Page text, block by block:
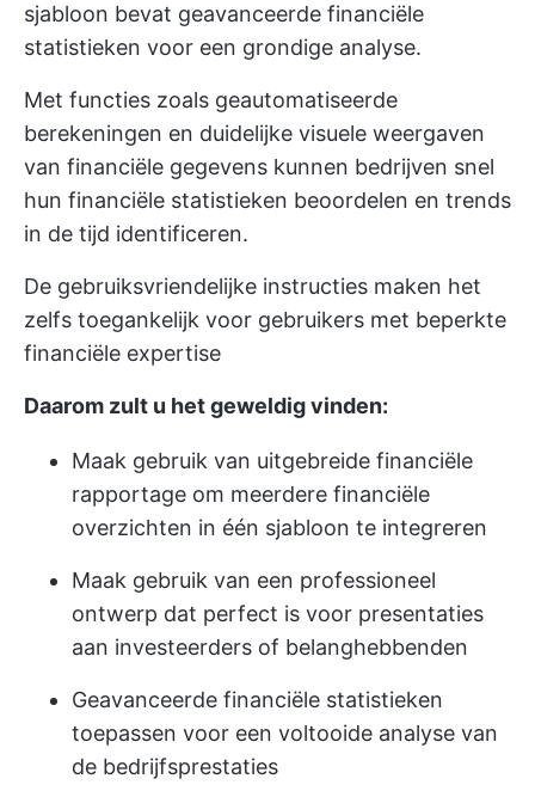
sjabloon bevat geavanceerde financiële
statistieken voor een grondige analyse.
Met functies zoals geautomatiseerde
berekeningen en duidelijke visuele weergaven
van financiële gegevens kunnen bedrijven snel
hun financiële statistieken beoordelen en trends
in de tijd identificeren.
De gebruiksvriendelijke instructies maken het
zelfs toegankelijk voor gebruikers met beperkte
financiële expertise
Daarom zult u het geweldig vinden:
Maak gebruik van uitgebreide financiële
rapportage om meerdere financiële
overzichten in één sjabloon te integreren
Maak gebruik van een professioneel
ontwerp dat perfect is voor presentaties
aan investeerders of belanghebbenden
Geavanceerde financiële statistieken
toepassen voor een voltooide analyse van
de bedrijfsprestaties